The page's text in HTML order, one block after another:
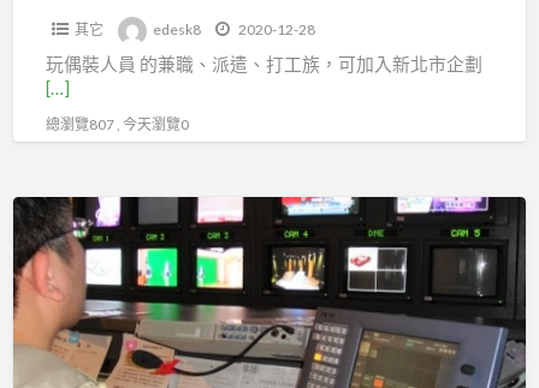
職
業
工
會
其它 edesk8 2020-12-28
玩偶裝人員 的兼職、派遣、打工族，可加入新北市企劃
[…]
總瀏覽807 , 今天瀏覽0
影
像
辨
識
工